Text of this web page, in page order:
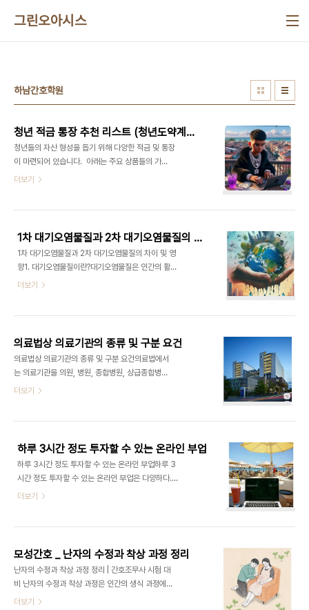
그린오아시스
하남간호학원
청년 적금 통장 추천 리스트 (청년도약계좌, 주택드림 청약 통장 등)
청년들의 자산 형성을 돕기 위해 다양한 적금 및 통장
이 마련되어 있습니다. 아래는 주요 상품들의 가
입 요건, 혜택, 신청 기간 등을 정리한 목록입니
형성을 돕는 상품으로 월 1천원 ~70만원 내 자유 납
입이 가능합니다.1) 가입 요건:만 19~34세 청년 (병
역이행 기간 최대 6년 인정) 개인소득 연 6,000
만 원 이하 가구소득 중위소득 180% 이하2) 가입
혜택:월 최대 70만 원 납입 가능 정부 기여금 지
정, 2년 변동)3) 신청 기간:매월 정해진 기간에 신청
더보기
1차 대기오염물질과 2차 대기오염물질의 차이 및 영향
1차 대기오염물질과 2차 대기오염물질의 차이 및 영
향1. 대기오염물질이란?대기오염물질은 인간의 활동
이나 자연적 요인에 의해 대기 중으로 방출되어 환경
에서 직접 발생하는 반면, 2차 대기오염물질은 1
차 오염물질이 대기 중에서 화학 반응을 일으켜 생성
된다. 이 두 가지 오염물질의 차이를 자세히 살펴보
고, 건강과 환경에 미치는 영향을 분석해보자.2. 1
차 대기오염물질(Primary Air Pollutants)1) 1차
차, 발전소 등에서 직접 배출되는 오염물질로, 대기
더보기
의료법상 의료기관의 종류 및 구분 요건
의료법상 의료기관의 종류 및 구분 요건의료법에서
는 의료기관을 의원, 병원, 종합병원, 상급종합병
원, 전문병원으로 구분하며, 각각의 요건을 명확
료기관임. ✅ 의원 개설 요건병상(입원실) 보유 가능:
29병상 이하 의료인: 의사, 치과의사, 한의사 중 1
명 이상 운영 형태: 개인 또는 법인 운영 가능✅ 의원
의 특징지역사회에서 쉽게 접근할 수 있는 의료기관
외래환자 중심 진료 경미한 질환 치료 및 진단 후 필
원은 의원보다 규모가 크며, 입원 진료가 가능함. 의
더보기
하루 3시간 정도 투자할 수 있는 온라인 부업
하루 3시간 정도 투자할 수 있는 온라인 부업하루 3
시간 정도 투자할 수 있는 온라인 부업은 다양하다.
다음은 비교적 쉽게 시작할 수 있는 부업 유형.1. 블로
SEO 최적화 글쓰기: 블로그, 기업 웹사이트용 기
사 작성(크몽, 숨고 등에서 의뢰 가능) 전자책 출
판: 특정 지식이나 경험을 담은 전자책을 작성하
여 PDF 또는 킨들(KDP)로 판매 2. 온라인 강
의 및 튜터링온라인 강의 제작:특정 분야(예: 건축기
더보기
모성간호 _ 난자의 수정과 착상 과정 정리
난자의 수정과 착상 과정 정리 | 간호조무사 시험 대
비 난자의 수정과 착상 과정은 인간의 생식 과정에서
가장 중요한 단계 중 하나.1. 수정(Fertilization) 과
더보기